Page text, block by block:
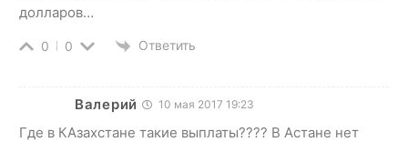
долларов…
0 0 Ответить
Валерий 10 мая 2017 19:23
Где в КАзахстане такие выплаты???? В Астане нет